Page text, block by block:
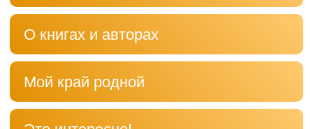
О книгах и авторах
Мой край родной